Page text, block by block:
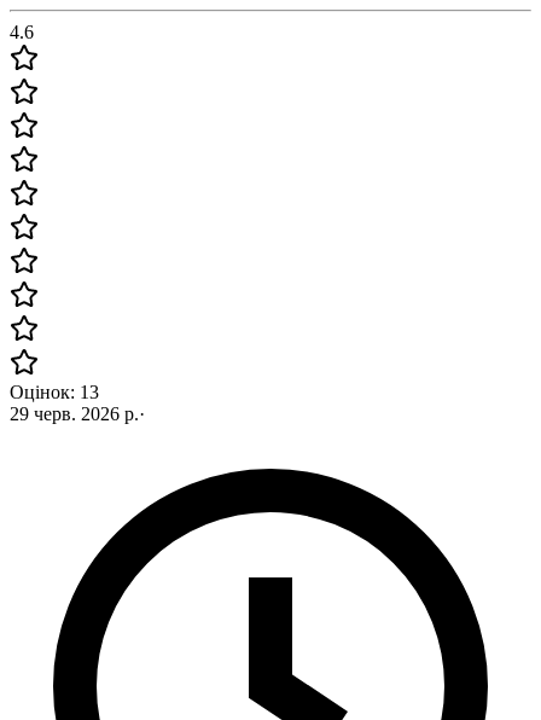
4.6
Оцінок: 13
29 черв. 2026 р.·